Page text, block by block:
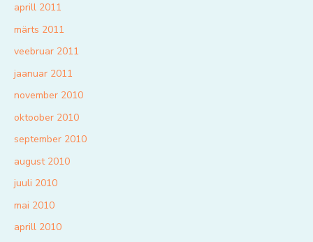
aprill 2011
märts 2011
veebruar 2011
jaanuar 2011
november 2010
oktoober 2010
september 2010
august 2010
juuli 2010
mai 2010
aprill 2010